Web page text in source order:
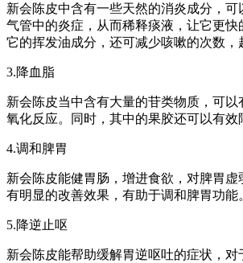
新会陈皮中含有一些天然的消炎成分，可
气管中的炎症，从而稀释痰液，让它更快
它的挥发油成分，还可减少咳嗽的次数，
3.降血脂
新会陈皮当中含有大量的苷类物质，可以
氧化反应。同时，其中的果胶还可以有效
4.调和脾胃
新会陈皮能健胃肠，增进食欲，对脾胃虚
有明显的改善效果，有助于调和脾胃功能
5.降逆止呕
新会陈皮能帮助缓解胃逆呕吐的症状，对